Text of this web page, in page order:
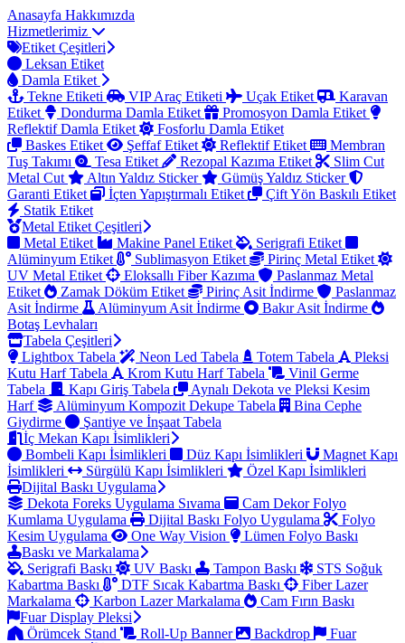
Anasayfa Hakkımızda
Hizmetlerimiz
Etiket Çeşitleri
Leksan Etiket
Damla Etiket
Tekne Etiketi
VIP Araç Etiketi Uçak Etiket
Karavan
Etiket
Dondurma Damla Etiket
Promosyon Damla Etiket
Reflektif Damla Etiket
Fosforlu Damla Etiket
Baskes Etiket
Şeffaf Etiket Reflektif Etiket
Membran
Tuş Takımı
Tesa Etiket Rezopal Kazıma Etiket
Slim Cut
Metal Cut
Altın Yaldız Sticker
Gümüş Yaldız Sticker
Garanti Etiket
İçten Yapıştırmalı Etiket
Çift Yön Baskılı Etiket
Statik Etiket
Metal Etiket Çeşitleri
Metal Etiket
Makine Panel Etiket
Serigrafi Etiket
Alüminyum Etiket
Sublimasyon Etiket
Pirinç Metal Etiket
UV Metal Etiket
Eloksallı Fiber Kazıma
Paslanmaz Metal
Etiket
Zamak Döküm Etiket Pirinç Asit İndirme
Paslanmaz
Asit İndirme
Alüminyum Asit İndirme
Bakır Asit İndirme
Botaş Levhaları
Tabela Çeşitleri
Lightbox Tabela
Neon Led Tabela Totem Tabela
Pleksi
Kutu Harf Tabela
Krom Kutu Harf Tabela
Vinil Germe
Tabela
Kapı Giriş Tabela
Aynalı Dekota ve Pleksi Kesim
Harf
Alüminyum Kompozit Dekupe Tabela
Bina Cephe
Giydirme
Şantiye ve İnşaat Tabela
İç Mekan Kapı İsimlikleri
Bombeli Kapı İsimlikleri
Düz Kapı İsimlikleri
Magnet Kapı
İsimlikleri
Sürgülü Kapı İsimlikleri
Özel Kapı İsimlikleri
Dijital Baskı Uygulama
Dekota Foreks Uygulama Sıvama
Cam Dekor Folyo
Kumlama Uygulama
Dijital Baskı Folyo Uygulama
Folyo
Kesim Uygulama
One Way Vision
Lümen Folyo Baskı
Baskı ve Markalama
Serigrafi Baskı
UV Baskı Tampon Baskı
STS Soğuk
Kabartma Baskı
DTF Sıcak Kabartma Baskı
Fiber Lazer
Markalama
Karbon Lazer Markalama
Cam Fırın Baskı
Fuar Display Pleksi
Örümcek Stand
Roll-Up Banner Backdrop
Fuar